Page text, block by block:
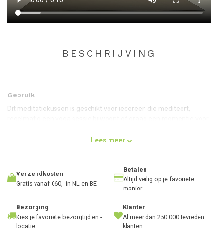
BESCHRIJVING
Gebruik
Dit meditatiekussen is geschikt voor iedereen die mediteert,
sessie comfortabel zit om volledig in je concentratie te komen.
dit luxe meditatiekussen zit je altijd en overal stevig op de grond.
Beoefen je een yogastijl waarbij je veel bij de grond zit of zittende
een zo comfortabel mogelijke practice.
Lees meer
Verzendkosten
Gratis vanaf €60,- in NL en BE
Betalen
Altijd veilig op je favoriete
manier
Bezorging
Kies je favoriete bezorgtijd en -
locatie
Klanten
Al meer dan 250.000 tevreden
klanten